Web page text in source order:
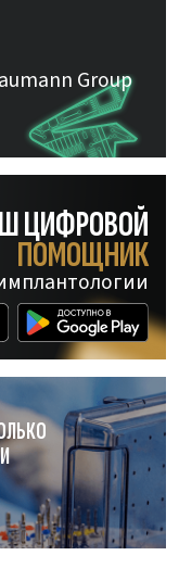
Group
ЦИФРОВОЙ
ПОМОЩНИК